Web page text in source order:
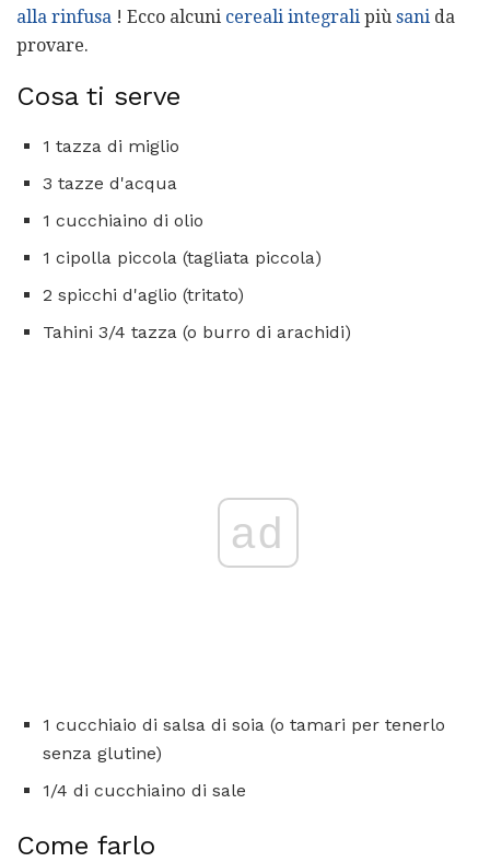
alla rinfusa ! Ecco alcuni cereali integrali più sani da
provare.
Cosa ti serve
1 tazza di miglio
3 tazze d'acqua
1 cucchiaino di olio
1 cipolla piccola (tagliata piccola)
2 spicchi d'aglio (tritato)
Tahini 3/4 tazza (o burro di arachidi)
ad
1 cucchiaio di salsa di soia (o tamari per tenerlo
senza glutine)
1/4 di cucchiaino di sale
Come farlo